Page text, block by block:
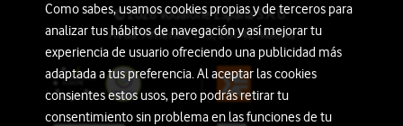
© 2026 Vodafone España S.A.U.
Avda. América 115, 28042 Madrid
Como sabes, usamos cookies propias y de terceros para
analizar tus hábitos de navegación y así mejorar tu
experiencia de usuario ofreciendo una publicidad más
adaptada a tus preferencia. Al aceptar las cookies
consientes estos usos, pero podrás retirar tu
consentimiento sin problema en las funciones de tu